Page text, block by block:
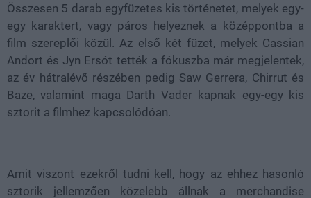
Összesen 5 darab egyfüzetes kis történetet, melyek egy-
egy karaktert, vagy páros helyeznek a középpontba a
film szereplői közül. Az első két füzet, melyek Cassian
Andort és Jyn Ersót tették a fókuszba már megjelentek,
az év hátralévő részében pedig Saw Gerrera, Chirrut és
Baze, valamint maga Darth Vader kapnak egy-egy kis
sztorit a filmhez kapcsolódóan.
Amit viszont ezekről tudni kell, hogy az ehhez hasonló
sztorik jellemzően közelebb állnak a merchandise